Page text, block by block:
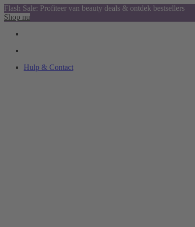
Flash Sale: Profiteer van beauty deals & ontdek bestsellers
Shop nu
Hulp & Contact